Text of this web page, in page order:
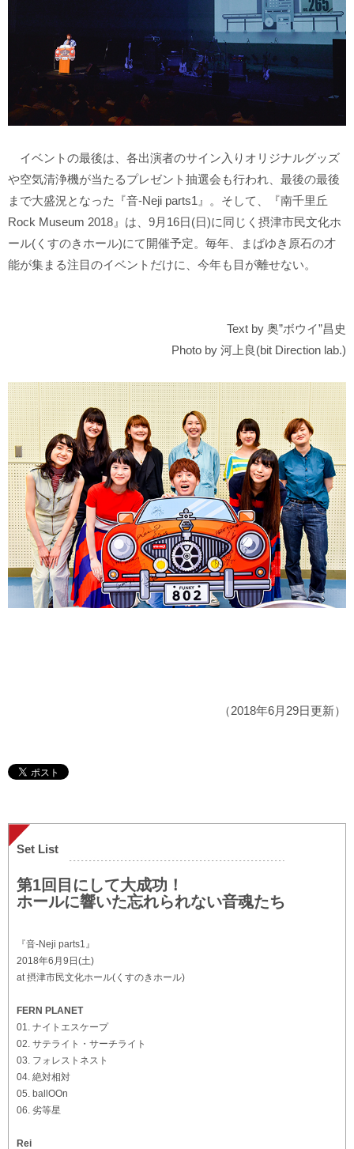
イベントの最後は、各出演者のサイン入りオリジナルグッズ
や空気清浄機が当たるプレゼント抽選会も行われ、最後の最後
まで大盛況となった『音-Neji parts1』。そして、『南千里丘
Rock Museum 2018』は、9月16日(日)に同じく摂津市民文化ホ
ール(くすのきホール)にて開催予定。毎年、まばゆき原石の才
能が集まる注目のイベントだけに、今年も目が離せない。
Text by 奥”ボウイ”昌史
Photo by 河上良(bit Direction lab.)
（2018年6月29日更新）
Set List
第1回目にして大成功！
ホールに響いた忘れられない音魂たち
『音-Neji parts1』
2018年6月9日(土)
at 摂津市民文化ホール(くすのきホール)
FERN PLANET
01. ナイトエスケープ
02. サテライト・サーチライト
03. フォレストネスト
04. 絶対相対
05. ballOOn
06. 劣等星
Rei